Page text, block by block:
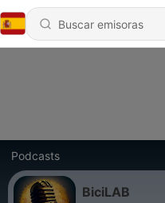
Podcasts
BiciLAB